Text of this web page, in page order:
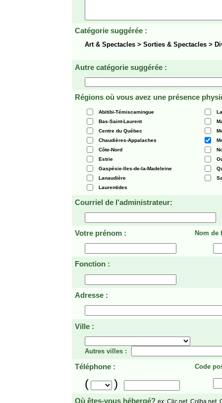
Catégorie suggérée :
Art & Spectacles > Sorties & Spectacles >
Autre catégorie suggérée :
Régions où vous avez une présence
Abitibi-Témiscamingue
Bas-Saint-Laurent
Centre du Québec
Chaudières-Appalaches
Côte-Nord
Estrie
Gaspésie-Iles-de-la-Madeleine
Lanaudière
Laurentides
Courriel de l'administrateur:
Votre prénom : Nom de
Fonction :
Adresse :
Ville :
Autres villes :
Téléphone : Code
( )
Où êtes-vous hébergé? ex: Clic.net, Colba.net,